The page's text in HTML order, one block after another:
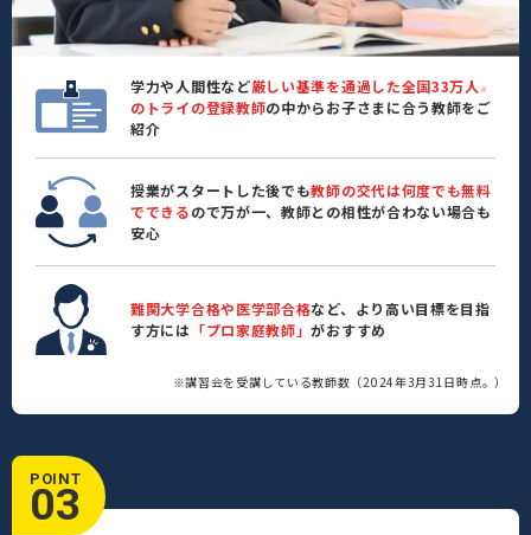
学力や人間性など厳しい基準を通過した全国33万人 ※
のトライの登録教師の中からお子さまに合う教師をご
紹介
授業がスタートした後でも教師の交代は何度でも無料
でできるので万が一、教師との相性が合わない場合も
安心
難関大学合格や医学部合格など、より高い目標を目指
す方には 「プロ家庭教師」がおすすめ
※講習会を受講している教師数（2024年3月31日時点。）
POINT
03